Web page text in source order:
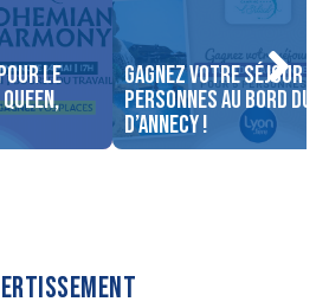
le
Gagnez votre séjour
personnes au bord du
d’Annecy !